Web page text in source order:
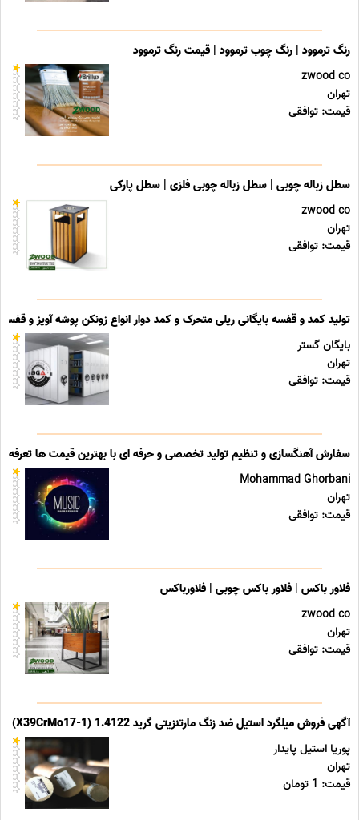
رنگ ترموود | رنگ چوب ترموود | قیمت رنگ ترموود
zwood co
تهران
قیمت: توافقی
سطل زباله چوبی | سطل زباله چوبی فلزی | سطل پارکی
zwood co
تهران
قیمت: توافقی
تولید کمد و قفسه بایگانی ریلی متحرک و کمد دوار انواع زونکن پوشه آویز و قفسه
بایگان گستر
تهران
قیمت: توافقی
سفارش آهنگسازی و تنظیم تولید تخصصی و حرفه ای با بهترین قیمت ها تعرفه
Mohammad Ghorbani
تهران
قیمت: توافقی
فلاور باکس | فلاور باکس چوبی | فلاورباکس
zwood co
تهران
قیمت: توافقی
آگهی فروش میلگرد استیل ضد زنگ مارتنزیتی گرید 1.4122 (X39CrMo17-1)
پوریا استیل پایدار
تهران
قیمت: 1 تومان